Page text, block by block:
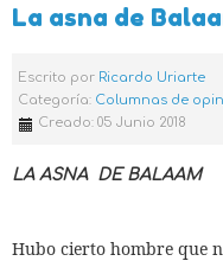
La asna de
Escrito por Ricardo Uriarte
Categoría: Columnas de
Creado: 05 Junio 2018
LA ASNA DE BALAAM
Hubo cierto hombre que